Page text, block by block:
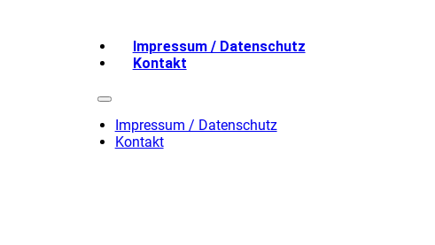
Impressum / Datenschutz
Kontakt
Impressum / Datenschutz
Kontakt